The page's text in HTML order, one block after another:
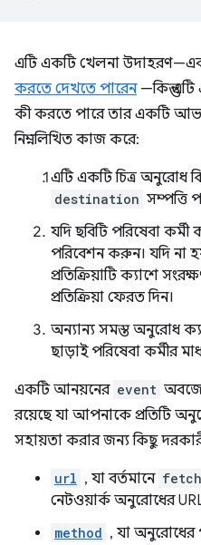
এটি একটি খেলনা
করতে দেখতে পারেন—কিন্তু
কী করতে পারে তার একটি
নিম্নলিখিত কাজ করে:
এটি একটি চিত্র অনুরোধ
destination সম্পত্তি
যদি ছবিটি পরিষেবা
পরিবেশন করুন। যদি না
প্রতিক্রিয়াটি ক্যাশে
প্রতিক্রিয়া ফেরত দিন।
অন্যান্য সমস্ত অনুরোধ
ছাড়াই পরিষেবা কর্মীর
একটি আনয়নের event
রয়েছে যা আপনাকে প্রতিটি
সহায়তা করার জন্য কিছু
url , যা বর্তমানে fetch
নেটওয়ার্ক অনুরোধের
method , যা অনুরোধের